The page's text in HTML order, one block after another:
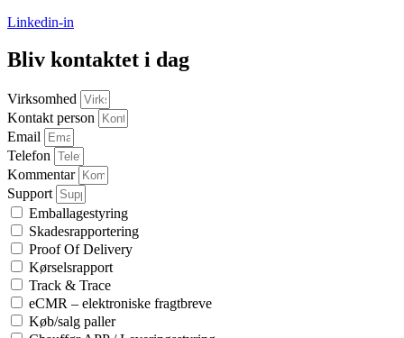
Linkedin-in
Bliv kontaktet i dag
Virksomhed
Kontakt person
Email
Telefon
Kommentar
Support
Emballagestyring
Skadesrapportering
Proof Of Delivery
Kørselsrapport
Track & Trace
eCMR – elektroniske fragtbreve
Køb/salg paller